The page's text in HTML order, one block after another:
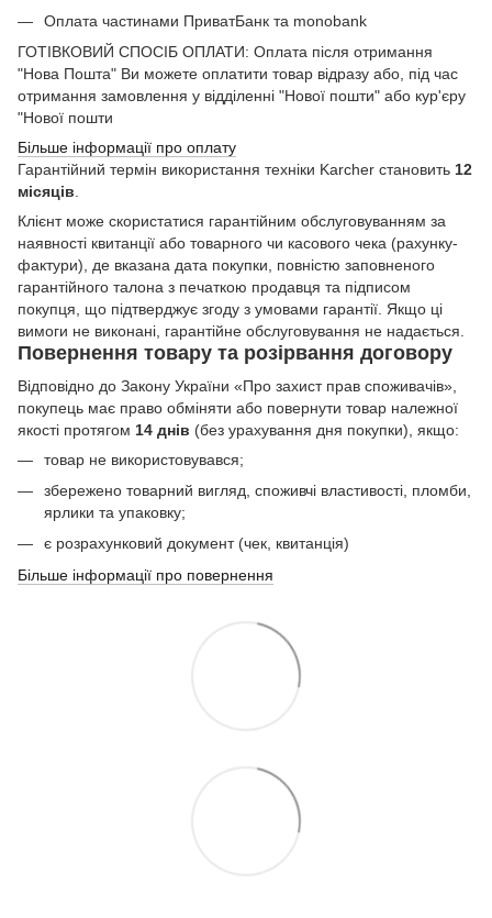
Оплата частинами ПриватБанк та monobank
ГОТІВКОВИЙ СПОСІБ ОПЛАТИ: Оплата після отримання
"Нова Пошта" Ви можете оплатити товар відразу або, під час
отримання замовлення у відділенні "Нової пошти" або кур'єру
"Нової пошти
Більше інформації про оплату
Гарантійний термін використання техніки Karcher становить 12
місяців
Клієнт може скористатися гарантійним обслуговуванням за
наявності квитанції або товарного чи касового чека (рахунку-
фактури), де вказана дата покупки, повністю заповненого
гарантійного талона з печаткою продавця та підписом
покупця, що підтверджує згоду з умовами гарантії. Якщо ці
вимоги не виконані, гарантійне обслуговування не надається.
Повернення товару та розірвання договору
Відповідно до Закону України «Про захист прав споживачів»,
покупець має право обміняти або повернути товар належної
якості протягом 14 днів (без урахування дня покупки), якщо:
товар не використовувався;
збережено товарний вигляд, споживчі властивості, пломби,
ярлики та упаковку;
є розрахунковий документ (чек, квитанція)
Більше інформації про повернення